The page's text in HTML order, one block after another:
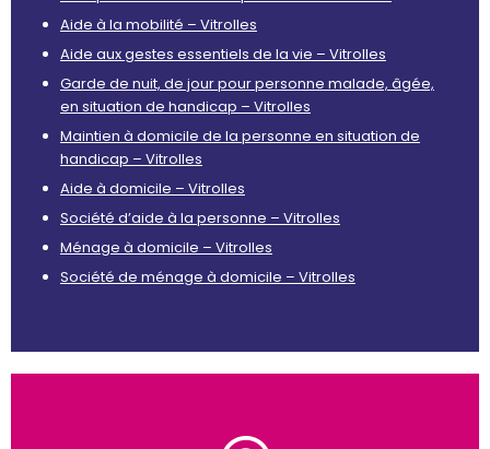
Aide à la mobilité – Vitrolles
Aide aux gestes essentiels de la vie – Vitrolles
Garde de nuit, de jour pour personne malade, âgée,
en situation de handicap – Vitrolles
Maintien à domicile de la personne en situation de
handicap – Vitrolles
Aide à domicile – Vitrolles
Société d’aide à la personne – Vitrolles
Ménage à domicile – Vitrolles
Société de ménage à domicile – Vitrolles